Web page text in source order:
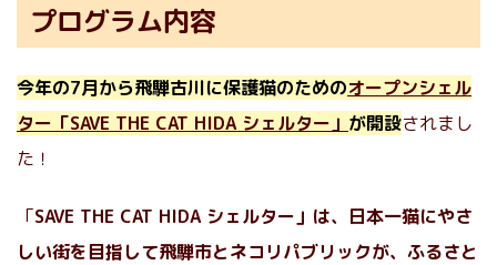
プログラム内容
今年の7月から飛騨古川に保護猫のためのオープンシェル
ター「SAVE THE CAT HIDA シェルター」 が開設されまし
た！
「SAVE THE CAT HIDA シェルター」は、日本一猫にやさ
しい街を目指して飛騨市とネコリパブリックが、ふるさと